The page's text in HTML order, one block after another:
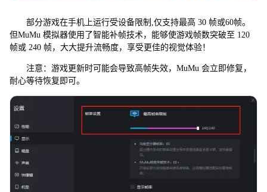
部分游戏在手机上运行受设备限制,仅支持最高 30 帧或60帧。
但MuMu 模拟器使用了智能补帧技术，能够使游戏帧数突破至 120
帧或 240 帧，大大提升流畅度，享受更佳的视觉体验！
注意：游戏更新时可能会导致高帧失效，MuMu 会立即修复，
耐心等待恢复即可。